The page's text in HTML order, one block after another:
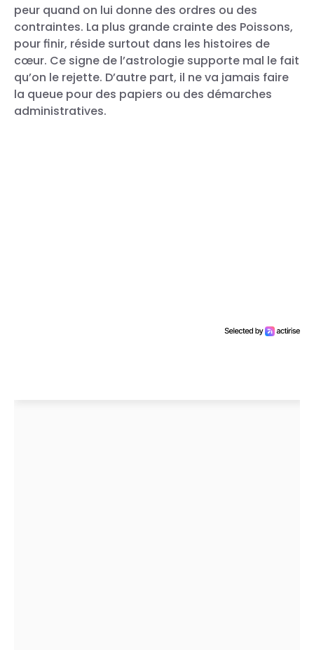
peur quand on lui donne des ordres ou des
contraintes. La plus grande crainte des Poissons,
pour finir, réside surtout dans les histoires de
cœur. Ce signe de l’astrologie supporte mal le fait
qu’on le rejette. D’autre part, il ne va jamais faire
la queue pour des papiers ou des démarches
administratives.